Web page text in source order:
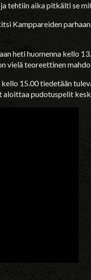
tehtiin aika pitkälti se
Kamppareiden
heti huomenna kello
vielä teoreettinen
15.00 tiedetään
aloittaa pudotuspelit